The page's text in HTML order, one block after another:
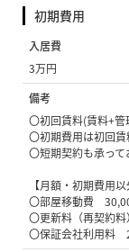
初期費用
入居費
3万円
備考
〇初回賃料(賃料+管
〇初期費用は初回賃
〇短期契約も承って
【月額・初期費用以
〇部屋移動費
〇更新料（再契約
〇保証会社利用料